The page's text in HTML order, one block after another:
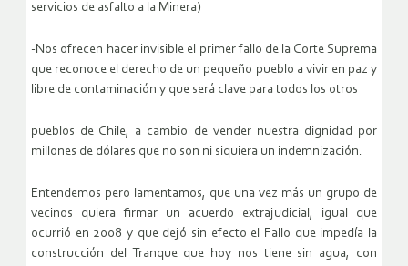
servicios de asfalto a la Minera)
-Nos ofrecen hacer invisible el primer fallo de la Corte Suprema
que reconoce el derecho de un pequeño pueblo a vivir en paz y
libre de contaminación y que será clave para todos los otros
pueblos de Chile, a cambio de vender nuestra dignidad por
millones de dólares que no son ni siquiera un indemnización.
Entendemos pero lamentamos, que una vez más un grupo de
vecinos quiera firmar un acuerdo extrajudicial, igual que
ocurrió en 2008 y que dejó sin efecto el Fallo que impedía la
construcción del Tranque que hoy nos tiene sin agua, con